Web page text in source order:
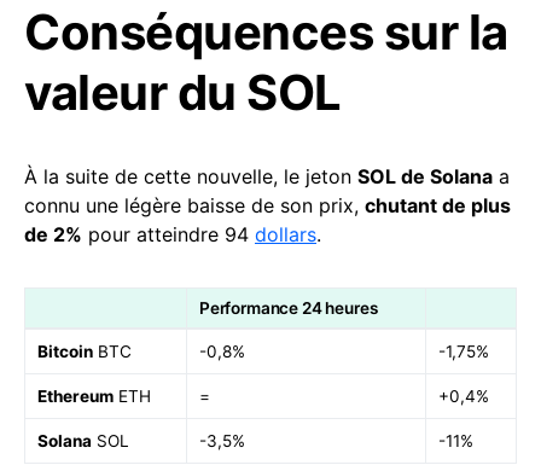
Conséquences sur la
valeur du SOL
À la suite de cette nouvelle, le jeton SOL de Solana a
connu une légère baisse de son prix, chutant de plus
de 2% pour atteindre 94 dollars.
Performance 24 heures
Bitcoin BTC -0,8% -1,75%
Ethereum ETH = +0,4%
Solana SOL -3,5% -11%